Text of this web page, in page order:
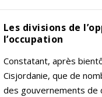
Les divisions de
l’occupation
Constatant, après
Cisjordanie, que de
des gouvernements